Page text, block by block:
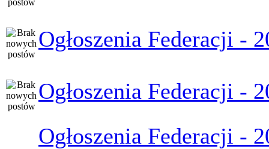
Ogłoszenia Federacji -
Ogłoszenia Federacji -
Ogłoszenia Federacji -